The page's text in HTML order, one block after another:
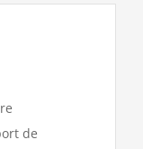
de